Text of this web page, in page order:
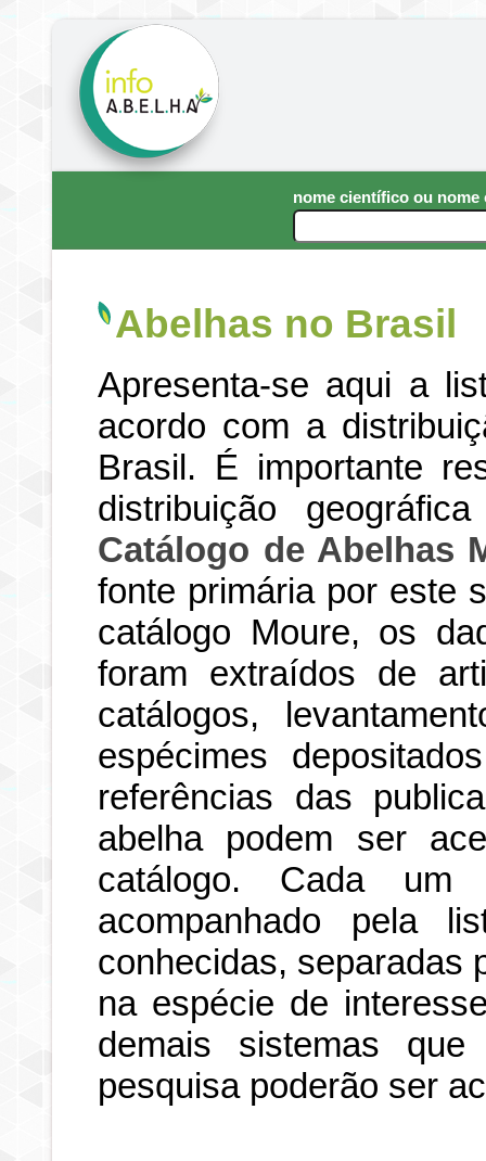
nome científico ou nome
Abelhas no Brasil
Apresenta-se aqui a
acordo com a
Brasil. É importante
distribuição
Catálogo de Abelhas
fonte primária por este
catálogo Moure, os
foram extraídos de
catálogos,
espécimes
referências das
abelha podem ser
catálogo. Cada
acompanhado pela
conhecidas, separadas
na espécie de
demais sistemas
pesquisa poderão ser